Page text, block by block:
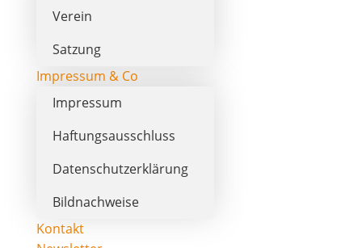
Verein
Satzung
Impressum & Co
Impressum
Haftungsausschluss
Datenschutzerklärung
Bildnachweise
Kontakt